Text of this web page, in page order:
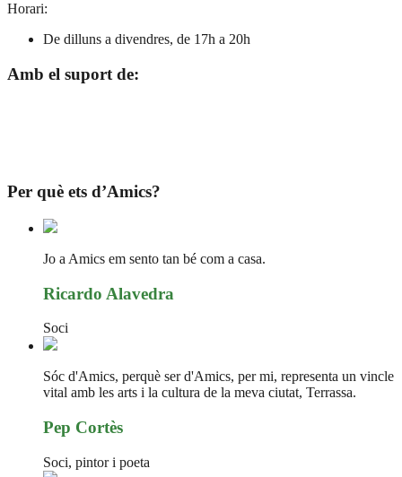
Horari:
De dilluns a divendres, de 17h a 20h
Amb el suport de:
Per què ets d’Amics?
Jo a Amics em sento tan bé com a casa.
Ricardo Alavedra
Soci
Sóc d'Amics, perquè ser d'Amics, per mi, representa un vincle
vital amb les arts i la cultura de la meva ciutat, Terrassa.
Pep Cortès
Soci, pintor i poeta